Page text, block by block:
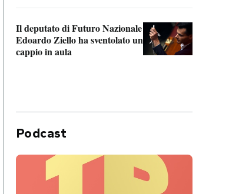
Il deputato di Futuro Nazionale
Edoardo Ziello ha sventolato un
cappio in aula
Podcast